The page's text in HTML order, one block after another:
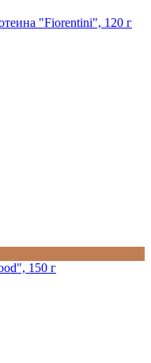
"Fiorentini", 120 г
150 г